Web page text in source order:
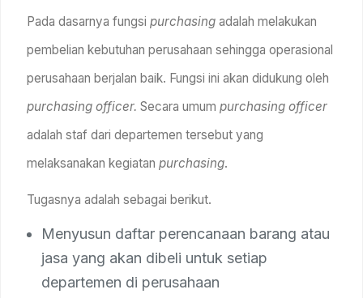
Pada dasarnya fungsi purchasing adalah melakukan
pembelian kebutuhan perusahaan sehingga operasional
perusahaan berjalan baik. Fungsi ini akan didukung oleh
purchasing officer. Secara umum purchasing officer
adalah staf dari departemen tersebut yang
melaksanakan kegiatan purchasing.
Tugasnya adalah sebagai berikut.
Menyusun daftar perencanaan barang atau
jasa yang akan dibeli untuk setiap
departemen di perusahaan